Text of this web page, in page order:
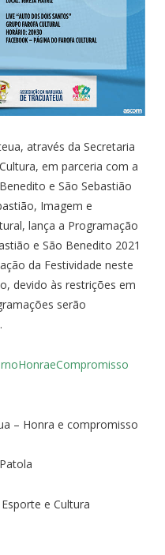
através da Secretaria
em parceria com a
e São Sebastião
Imagem e
lança a Programação
e São Benedito 2021
da Festividade neste
devido às restrições em
serão
– Honra e compromisso
e Cultura